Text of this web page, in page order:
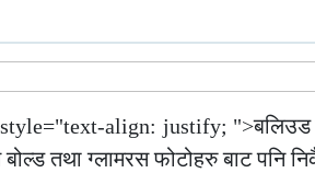
align: justify; ">बलिउड
तथा ग्लामरस फोटोहरु बाट पनि